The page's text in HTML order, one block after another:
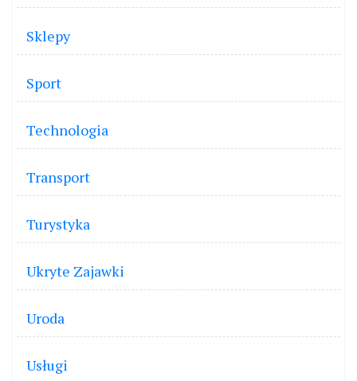
Sklepy
Sport
Technologia
Transport
Turystyka
Ukryte Zajawki
Uroda
Usługi